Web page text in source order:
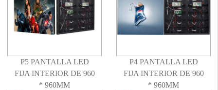
P5 PANTALLA LED
FIJA INTERIOR DE 960
* 960MM
P4 PANTALLA LED
FIJA INTERIOR DE 960
* 960MM